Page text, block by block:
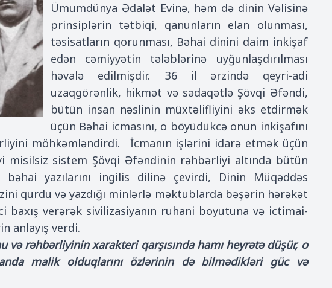
Ümumdünya Ədalət Evinə, həm də dinin Vəlisinə
prinsiplərin tətbiqi, qanunların elan olunması,
təsisatların qorunması, Bəhai dinini daim inkişaf
edən cəmiyyətin tələblərinə uyğunlaşdırılması
həvalə edilmişdir. 36 il ərzində qeyri-adi
uzaqgörənlik, hikmət və sədaqətlə Şövqi Əfəndi,
bütün insan nəslinin müxtəlifliyini əks etdirmək
üçün Bəhai icmasını, o böyüdükcə onun inkişafını
möhkəmləndirdi. İcmanın işlərini idarə etmək üçün
misilsiz sistem Şövqi Əfəndinin rəhbərliyi altında bütün
yazılarını ingilis dilinə çevirdi, Dinin Müqəddəs
qurdu və yazdığı minlərlə məktublarda bəşərin hərəkət
baxış verərək sivilizasiyanın ruhani boyutuna və ictimai-
anlayış verdi.
rəhbərliyinin xarakteri qarşısında hamı heyrətə düşür, o
malik olduqlarını özlərinin də bilmədikləri güc və